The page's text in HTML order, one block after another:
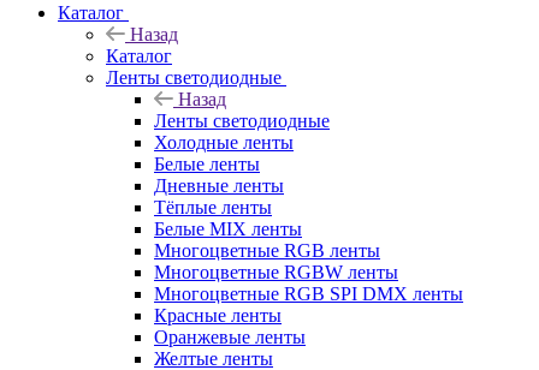
Каталог
Назад
Каталог
Ленты светодиодные
Назад
Ленты светодиодные
Холодные ленты
Белые ленты
Дневные ленты
Тёплые ленты
Белые MIX ленты
Многоцветные RGB ленты
Многоцветные RGBW ленты
Многоцветные RGB SPI DMX ленты
Красные ленты
Оранжевые ленты
Желтые ленты